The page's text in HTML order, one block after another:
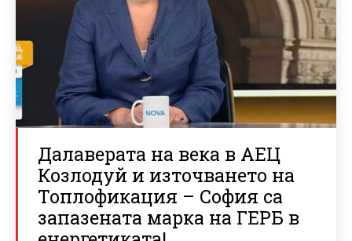
Далаверата на века в АЕЦ
Козлодуй и източването на
Топлофикация – София са
запазената марка на ГЕРБ в